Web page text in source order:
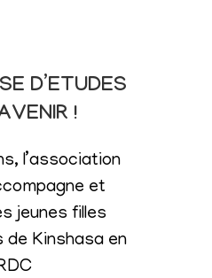
D’ETUDES
!
l’association
et
jeunes filles
Kinshasa en